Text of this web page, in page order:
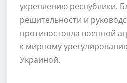
укреплению республики.
решительности и
противостояла военной
к мирному
Украиной.